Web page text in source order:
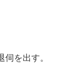
を出す。